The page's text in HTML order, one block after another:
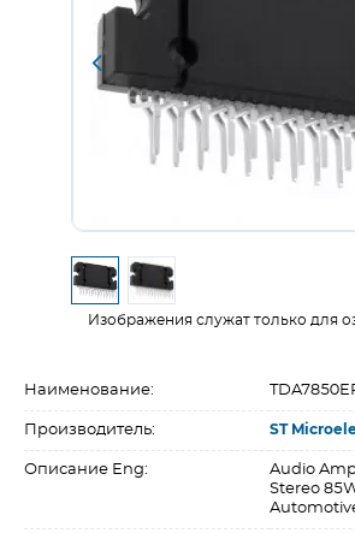
Изображения служат только для
Наименование:
Производитель: ST
Описание Eng:
Audio
Stereo